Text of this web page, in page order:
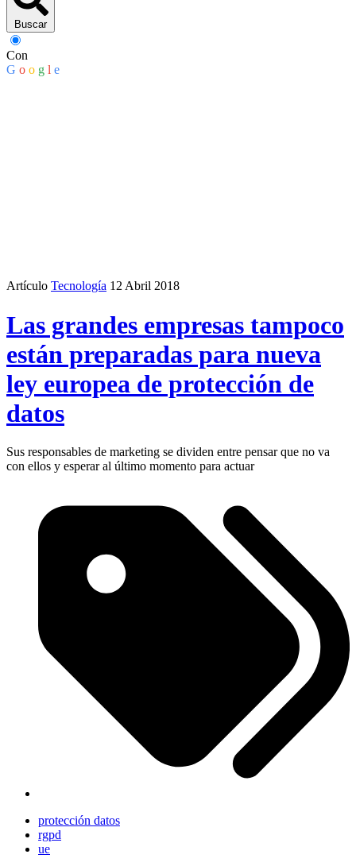
Buscar
Con
G o o g l e
Artículo Tecnología 12 Abril 2018
Las grandes empresas tampoco
están preparadas para nueva
ley europea de protección de
datos
Sus responsables de marketing se dividen entre pensar que no va
con ellos y esperar al último momento para actuar
protección datos
rgpd
ue